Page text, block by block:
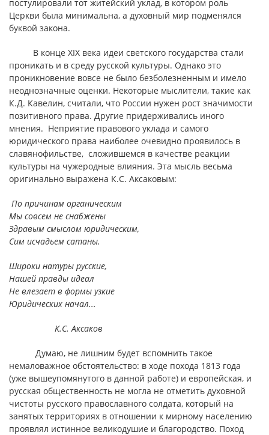
постулировали тот житейский уклад, в котором роль
Церкви была минимальна, а духовный мир подменялся
буквой закона.
В конце XIX века идеи светского государства стали
проникать и в среду русской культуры. Однако это
проникновение вовсе не было безболезненным и имело
неоднозначные оценки. Некоторые мыслители, такие как
К.Д. Кавелин, считали, что России нужен рост значимости
позитивного права. Другие придерживались иного
мнения. Неприятие правового уклада и самого
юридического права наиболее очевидно проявилось в
славянофильстве, сложившемся в качестве реакции
культуры на чужеродные влияния. Эта мысль весьма
оригинально выражена К.С. Аксаковым:
По причинам органическим
Мы совсем не снабжены
Здравым смыслом юридическим,
Сим исчадьем сатаны.
Широки натуры русские,
Нашей правды идеал
Не влезает в формы узкие
Юридических начал...
К.С. Аксаков
Думаю, не лишним будет вспомнить такое
немаловажное обстоятельство: в ходе похода 1813 года
(уже вышеупомянутого в данной работе) и европейская, и
русская общественность не могла не отметить духовной
чистоты русского православного солдата, который на
занятых территориях в отношении к мирному населению
проявлял истинное великодушие и благородство. Поход